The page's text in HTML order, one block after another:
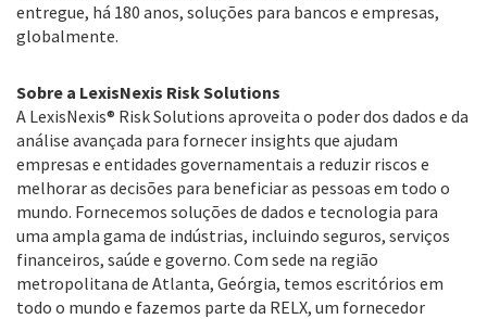
entregue, há 180 anos, soluções para bancos e empresas,
globalmente.
Sobre a LexisNexis Risk Solutions
A LexisNexis® Risk Solutions aproveita o poder dos dados e da
análise avançada para fornecer insights que ajudam
empresas e entidades governamentais a reduzir riscos e
melhorar as decisões para beneficiar as pessoas em todo o
mundo. Fornecemos soluções de dados e tecnologia para
uma ampla gama de indústrias, incluindo seguros, serviços
financeiros, saúde e governo. Com sede na região
metropolitana de Atlanta, Geórgia, temos escritórios em
todo o mundo e fazemos parte da RELX, um fornecedor